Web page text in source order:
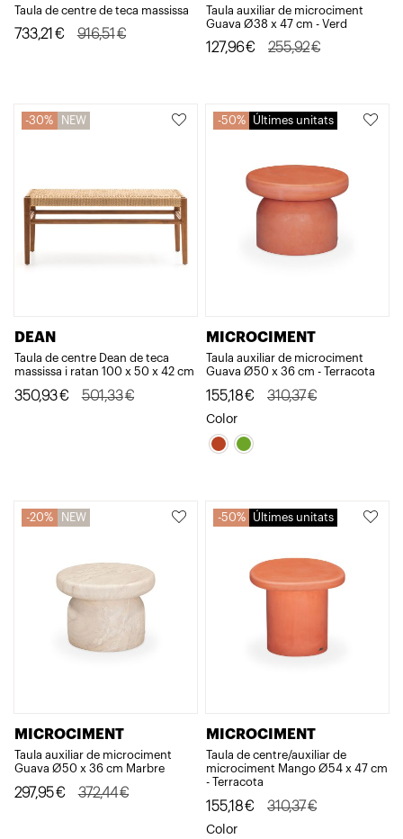
Taula de centre de teca massissa
916,51€
El
916,51€.
733,21 €
El
733,21€.
Taula auxiliar de microciment
Guava Ø38 x 47 cm - Verd
255,92€
El
era:
127,96€
El
és:
30% NEW
DEAN
Taula de centre Dean de teca
massissa i ratan 100 x 50 x 42 cm
501,33€
El
350,93€
El
50% Últimes unitats
MICROCIMENT
Taula auxiliar de microciment
Guava Ø50 x 36 cm - Terracota
310,37€
El
preu
original
155,18€
El
preu
actual
Color
20% NEW
MICROCIMENT
Taula auxiliar de microciment
Guava Ø50 x 36 cm Marbre
372,44€
El
297,95€
El
50% Últimes unitats
MICROCIMENT
Taula de centre/auxiliar de
microciment Mango Ø54 x 47 cm
- Terracota
310,37€
El
preu
155,18€
El
preu
Color